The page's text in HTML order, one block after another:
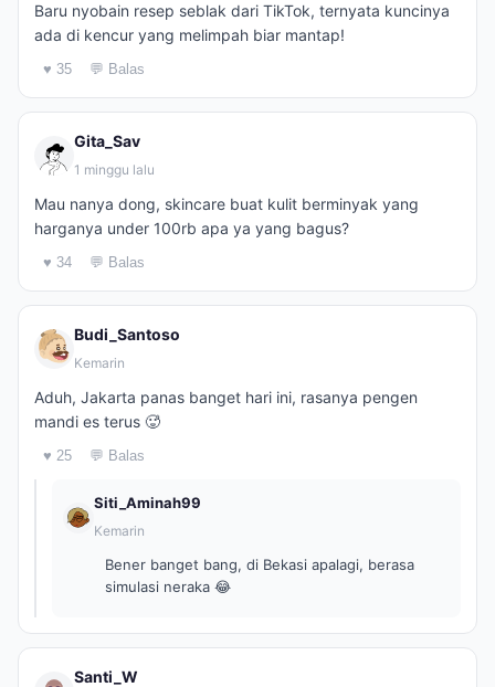
Baru nyobain resep seblak dari TikTok, ternyata kuncinya
ada di kencur yang melimpah biar mantap!
♥ 35 💬 Balas
Gita_Sav
1 minggu lalu
Mau nanya dong, skincare buat kulit berminyak yang
harganya under 100rb apa ya yang bagus?
♥ 34 💬 Balas
Budi_Santoso
Kemarin
Aduh, Jakarta panas banget hari ini, rasanya pengen
mandi es terus 🥵
♥ 25 💬 Balas
Siti_Aminah99
Kemarin
Bener banget bang, di Bekasi apalagi, berasa
simulasi neraka 😂
Santi_W